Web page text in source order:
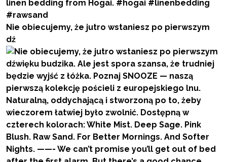
Nie obiecujemy, że jutro wstaniesz po pierwszym
dź